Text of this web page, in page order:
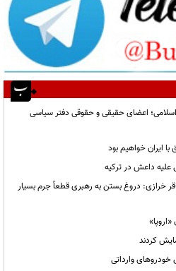
اعضای حقیقی و حقوقی دفتر سیاسی
ایران خواهیم بود
خرازی: دروغ بستن به رهبری قطعاً جرم بسیار
کردند
وارداتی